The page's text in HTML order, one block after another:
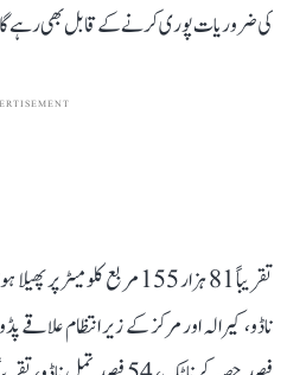
کی ضروریات پوری کرنے کے قابل بھی رہے
تقریباً 81 ہزار 155 مربع